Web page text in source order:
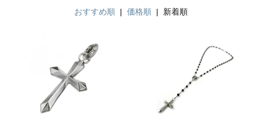
おすすめ順 | 価格順 | 新着順